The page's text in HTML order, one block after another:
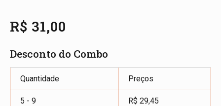
R$ 31,00
Desconto do Combo
Quantidade Preços
5 - 9 R$ 29,45